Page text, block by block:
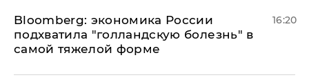
Bloomberg: экономика России
подхватила "голландскую болезнь" в
самой тяжелой форме
16:20